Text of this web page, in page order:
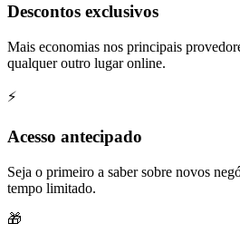
Descontos exclusivos
Mais economias nos principais
qualquer outro lugar online.
⚡
Acesso antecipado
Seja o primeiro a saber sobre novos
tempo limitado.
🎁